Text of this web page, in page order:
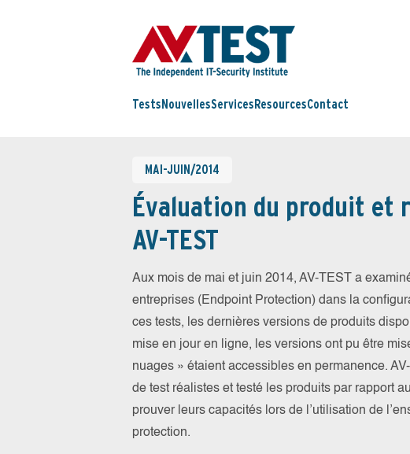
Tests NouvellesServices ResourcesContact
MAI-JUIN/2014
Évaluation du produit
AV-TEST
Aux mois de mai et juin 2014, AV-TEST a
entreprises (Endpoint Protection) dans la
ces tests, les dernières versions de produits
mise en jour en ligne, les versions ont pu être
nuages » étaient accessibles en permanence.
de test réalistes et testé les produits par rapport
prouver leurs capacités lors de l’utilisation de
protection.